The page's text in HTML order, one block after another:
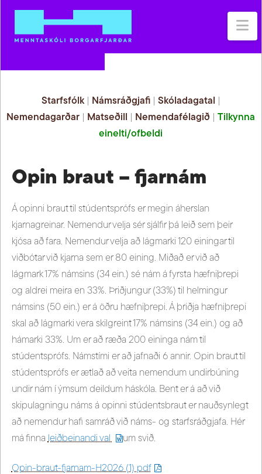
Starfsfólk| Námsráðgjafi| Skóladagatal
Nemendagarðar
Matseðill Nemendafélagið |Tilkynna
einelti/ofbeldi
Opin braut – fjarnám
Á opinni braut til stúdentsprófs er megin áherslan
kjarnagreinar. Nemendur velja sér sjálfir þá leið sem þeir
kjósa að fara. Nemendur velja að lágmarki 120 einingar til
viðbótar við kjarna sem er 80 eining. Miðað er við að
lágmark 17% námsins (34 ein.) sé nám á fyrsta hæfniþrepi
og aldrei meira en 33%. Þriðjungur (33%) til helmingur
námsins (50 ein.) er á öðru hæfniþrepi. Á þriðja hæfniþrepi
skal að lágmarki vera skilgreint 17% námsins (34 ein.) og að
hámarki 33%. Um er að ræða 200 eininga nám til
stúdentsprófs. Námstími er að jafnaði 6 annir. Opin braut til
stúdentsprófs er ætlað að veita nemendum undirbúning
undir nám í ýmsum deildum háskóla. Bent er á að við
skipulagningu náms á opinni stúdentsbraut er nauðsynlegt
að nemendur hafi samráð við náms- og starfsráðgjafa. Hér
má finna leiðbeinandi val um svið.
Opin-braut-fjarnam-H2026 (1) pdf